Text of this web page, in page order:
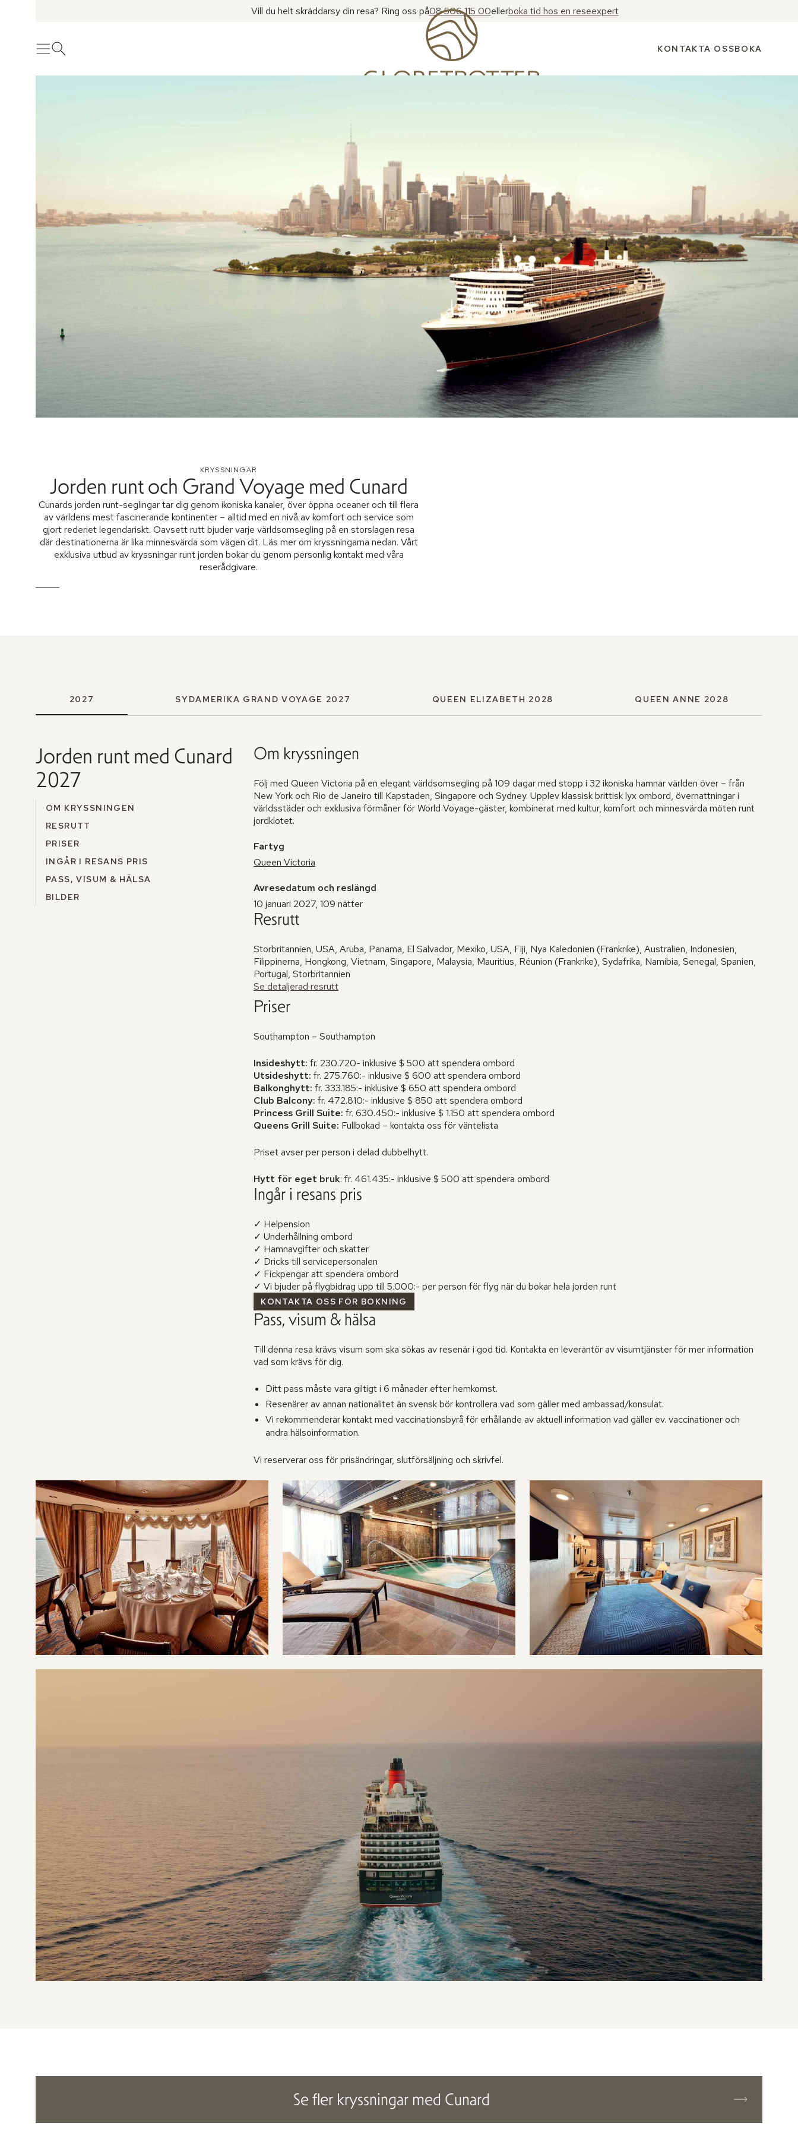
Vill du helt skräddarsy din resa? Ring oss på08 506 115 00ellerboka tid hos en reseexpert
MenyÖppna sök KONTAKTA OSSBOKA
KRYSSNINGAR
Jorden runt och Grand Voyage med Cunard
Cunards jorden runt-seglingar tar dig genom ikoniska kanaler, över öppna oceaner och till flera
av världens mest fascinerande kontinenter – alltid med en nivå av komfort och service som
gjort rederiet legendariskt. Oavsett rutt bjuder varje världsomsegling på en storslagen resa
där destinationerna är lika minnesvärda som vägen dit. Läs mer om kryssningarna nedan. Vårt
exklusiva utbud av kryssningar runt jorden bokar du genom personlig kontakt med våra
reserådgivare.
2027 SYDAMERIKA GRAND VOYAGE 2027 QUEEN ELIZABETH 2028 QUEEN ANNE 2028
Jorden runt med Cunard
2027
OM KRYSSNINGEN
RESRUTT
PRISER
INGÅR I RESANS PRIS
PASS, VISUM & HÄLSA
BILDER
Om kryssningen
Följ med Queen Victoria på en elegant världsomsegling på 109 dagar med stopp i 32 ikoniska hamnar världen över – från
New York och Rio de Janeiro till Kapstaden, Singapore och Sydney. Upplev klassisk brittisk lyx ombord, övernattningar i
världsstäder och exklusiva förmåner för World Voyage-gäster, kombinerat med kultur, komfort och minnesvärda möten runt
jordklotet.
Fartyg
Queen Victoria
Avresedatum och reslängd
10 januari 2027, 109 nätter
Resrutt
Storbritannien, USA, Aruba, Panama, El Salvador, Mexiko, USA, Fiji, Nya Kaledonien (Frankrike), Australien, Indonesien,
Filippinerna, Hongkong, Vietnam, Singapore, Malaysia, Mauritius, Réunion (Frankrike), Sydafrika, Namibia, Senegal, Spanien,
Portugal, Storbritannien
Se detaljerad resrutt
Priser
Southampton – Southampton
Insideshytt: fr. 230.720- inklusive $ 500 att spendera ombord
Utsideshytt: fr. 275.760:- inklusive $ 600 att spendera ombord
Balkonghytt: fr. 333.185:- inklusive $ 650 att spendera ombord
Club Balcony: fr. 472.810:- inklusive $ 850 att spendera ombord
Princess Grill Suite: fr. 630.450:- inklusive $ 1.150 att spendera ombord
Queens Grill Suite: Fullbokad – kontakta oss för väntelista
Priset avser per person i delad dubbelhytt.
Hytt för eget bruk: fr. 461.435:- inklusive $ 500 att spendera ombord
Ingår i resans pris
✓ Helpension
✓ Underhållning ombord
✓ Hamnavgifter och skatter
✓ Dricks till servicepersonalen
✓ Fickpengar att spendera ombord
✓ Vi bjuder på flygbidrag upp till 5.000:- per person för flyg när du bokar hela jorden runt
KONTAKTA OSS FÖR BOKNING
Pass, visum & hälsa
Till denna resa krävs visum som ska sökas av resenär i god tid. Kontakta en leverantör av visumtjänster för mer information
vad som krävs för dig.
Ditt pass måste vara giltigt i 6 månader efter hemkomst.
Resenärer av annan nationalitet än svensk bör kontrollera vad som gäller med ambassad/konsulat.
Vi rekommenderar kontakt med vaccinationsbyrå för erhållande av aktuell information vad gäller ev. vaccinationer och
andra hälsoinformation.
Vi reserverar oss för prisändringar, slutförsäljning och skrivfel.
Se fler kryssningar med Cunard